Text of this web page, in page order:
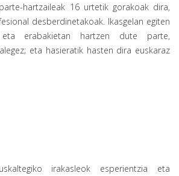
hartzaileak 16 urtetik gorakoak dira,
desberdinetakoak. Ikasgelan egiten
erabakietan hartzen dute parte,
eta hasieratik hasten dira euskaraz
irakasleok esperientzia eta